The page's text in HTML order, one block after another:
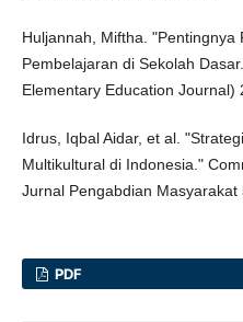
Huljannah, Miftha. "Pentingnya
Pembelajaran di Sekolah
Elementary Education Journal)
Idrus, Iqbal Aidar, et al.
Multikultural di Indonesia."
Jurnal Pengabdian
PDF